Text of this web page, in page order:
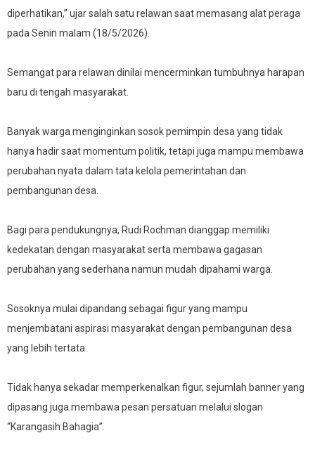
diperhatikan,” ujar salah satu relawan saat memasang alat peraga
pada Senin malam (18/5/2026).
Semangat para relawan dinilai mencerminkan tumbuhnya harapan
baru di tengah masyarakat.
Banyak warga menginginkan sosok pemimpin desa yang tidak
hanya hadir saat momentum politik, tetapi juga mampu membawa
perubahan nyata dalam tata kelola pemerintahan dan
pembangunan desa.
Bagi para pendukungnya, Rudi Rochman dianggap memiliki
kedekatan dengan masyarakat serta membawa gagasan
perubahan yang sederhana namun mudah dipahami warga.
Sosoknya mulai dipandang sebagai figur yang mampu
menjembatani aspirasi masyarakat dengan pembangunan desa
yang lebih tertata.
Tidak hanya sekadar memperkenalkan figur, sejumlah banner yang
dipasang juga membawa pesan persatuan melalui slogan
“Karangasih Bahagia”.